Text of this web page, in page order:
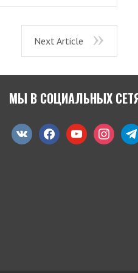
Next Article
МЫ В СОЦИАЛЬНЫХ
vkontaktefacebookyoutube instagram